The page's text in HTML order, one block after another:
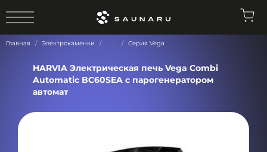
Главная Электрокаменки ... Серия Vega
HARVIA Электрическая печь Vega Combi
Automatic BC60SEA с парогенератором
автомат